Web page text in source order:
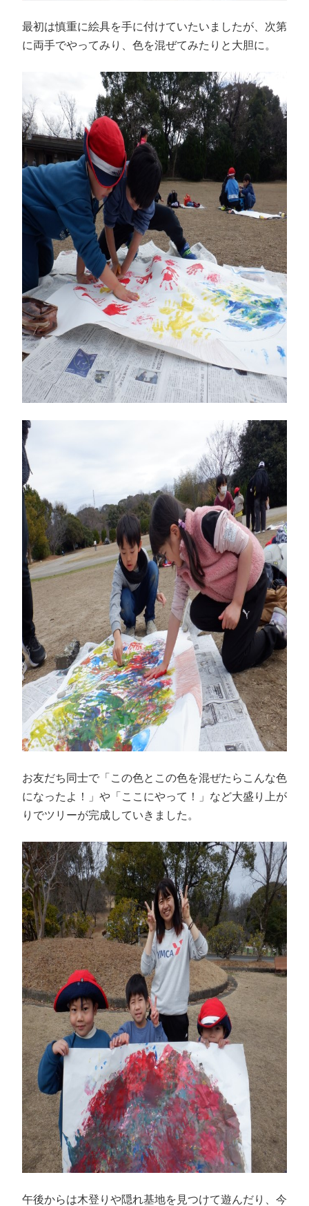
最初は慎重に絵具を手に付けていたいましたが、次第
に両手でやってみり、色を混ぜてみたりと大胆に。
お友だち同士で「この色とこの色を混ぜたらこんな色
になったよ！」や「ここにやって！」など大盛り上が
りでツリーが完成していきました。
午後からは木登りや隠れ基地を見つけて遊んだり、今